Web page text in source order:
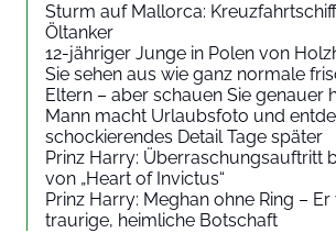
Sturm auf Mallorca:
Öltanker
12-jähriger Junge in Polen von
Sie sehen aus wie ganz normale
Eltern – aber schauen Sie genauer
Mann macht Urlaubsfoto und
schockierendes Detail Tage später
Prinz Harry: Überraschungsauftritt
von „Heart of Invictus“
Prinz Harry: Meghan ohne Ring –
traurige, heimliche Botschaft